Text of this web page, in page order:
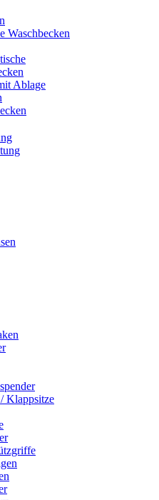
Waschbecken
Ablage
Klappsitze